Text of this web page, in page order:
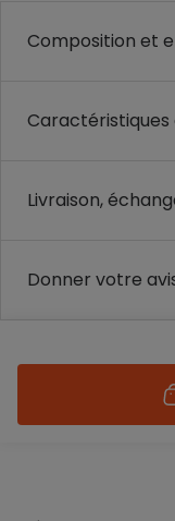
Composition et
Livraison,
Donner votre